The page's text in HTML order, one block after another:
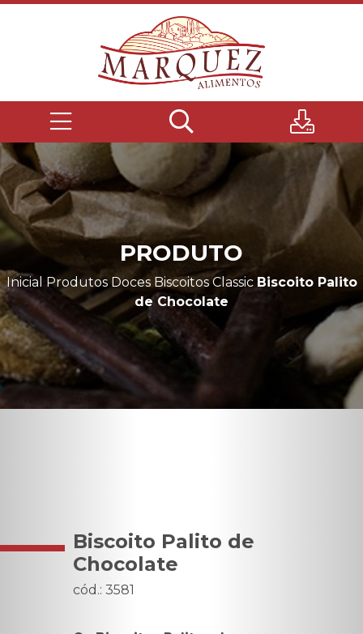
PRODUTO
Inicial Produtos Doces Biscoitos Classic Biscoito Palito
de Chocolate
Biscoito Palito de
Chocolate
cód.: 3581